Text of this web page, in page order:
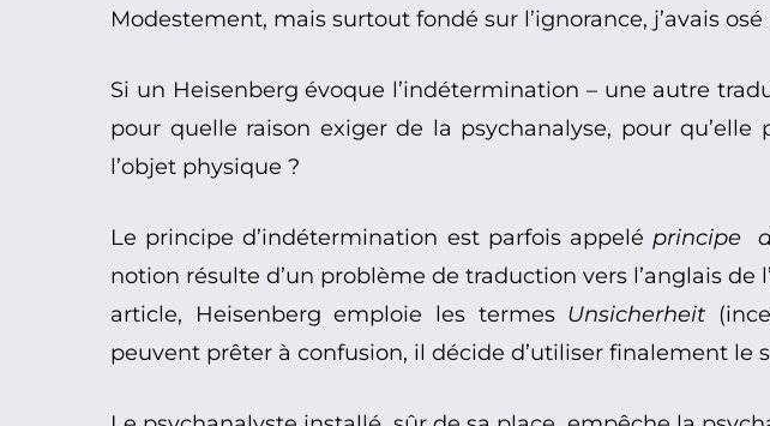
Modestement, mais surtout fondé sur l’ignorance, j’avais
Si un Heisenberg évoque l’indétermination – une autre
pour quelle raison exiger de la psychanalyse, pour
l’objet physique ?
Le principe d’indétermination est parfois appelé principe
notion résulte d’un problème de traduction vers l’anglais
article, Heisenberg emploie les termes Unsicherheit
peuvent prêter à confusion, il décide d’utiliser finalement le